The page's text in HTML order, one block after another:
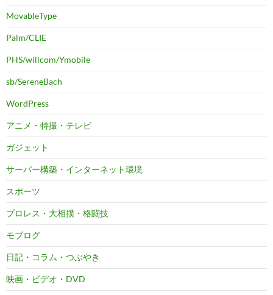
MovableType
Palm/CLIE
PHS/willcom/Ymobile
sb/SereneBach
WordPress
アニメ・特撮・テレビ
ガジェット
サーバー構築・インターネット環境
スポーツ
プロレス・大相撲・格闘技
モブログ
日記・コラム・つぶやき
映画・ビデオ・DVD